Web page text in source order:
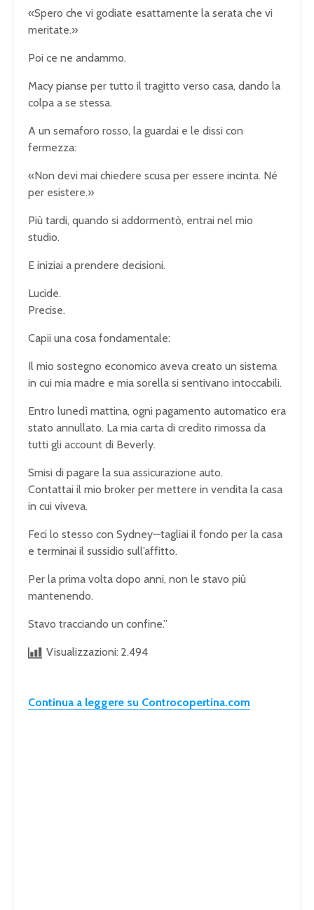
«Spero che vi godiate esattamente la serata che vi
meritate.»
Poi ce ne andammo.
Macy pianse per tutto il tragitto verso casa, dando la
colpa a se stessa.
A un semaforo rosso, la guardai e le dissi con
fermezza:
«Non devi mai chiedere scusa per essere incinta. Né
per esistere.»
Più tardi, quando si addormentò, entrai nel mio
studio.
E iniziai a prendere decisioni.
Lucide.
Precise.
Capii una cosa fondamentale:
Il mio sostegno economico aveva creato un sistema
in cui mia madre e mia sorella si sentivano intoccabili.
Entro lunedì mattina, ogni pagamento automatico era
stato annullato. La mia carta di credito rimossa da
tutti gli account di Beverly.
Smisi di pagare la sua assicurazione auto.
Contattai il mio broker per mettere in vendita la casa
in cui viveva.
Feci lo stesso con Sydney—tagliai il fondo per la casa
e terminai il sussidio sull’affitto.
Per la prima volta dopo anni, non le stavo più
mantenendo.
Stavo tracciando un confine.”
Visualizzazioni: 2.494
Continua a leggere su Controcopertina.com